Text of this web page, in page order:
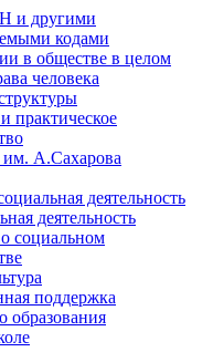
и другими
кодами
в обществе в целом
человека
практическое
А.Сахарова
деятельность
деятельность
социальном
поддержка
образования